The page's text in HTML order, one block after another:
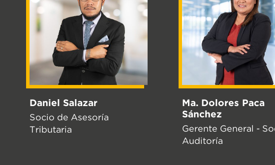
Daniel Salazar
Socio de Asesoría
Tributaria
Ma. Dolores Paca
Sánchez
Gerente General -
Auditoría